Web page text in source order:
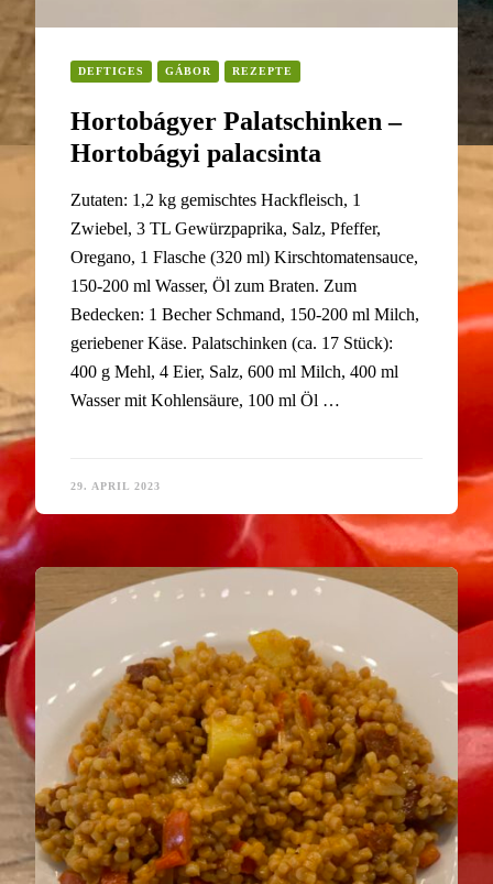
DEFTIGES GÁBOR REZEPTE
Hortobágyer Palatschinken –
Hortobágyi palacsinta
Zutaten: 1,2 kg gemischtes Hackfleisch, 1
Zwiebel, 3 TL Gewürzpaprika, Salz, Pfeffer,
Oregano, 1 Flasche (320 ml) Kirschtomatensauce,
150-200 ml Wasser, Öl zum Braten. Zum
Bedecken: 1 Becher Schmand, 150-200 ml Milch,
geriebener Käse. Palatschinken (ca. 17 Stück):
400 g Mehl, 4 Eier, Salz, 600 ml Milch, 400 ml
Wasser mit Kohlensäure, 100 ml Öl …
29. APRIL 2023